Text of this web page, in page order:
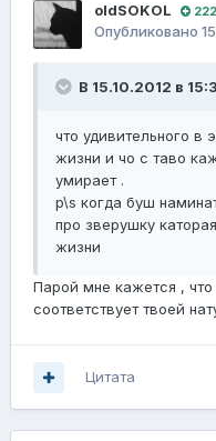
oldSOKОL 222
Опубликовано
В 15.10.2012 в
что удивительного в
жизни и чо с таво
умирает .
p\s когда буш
про зверушку
жизни
Парой мне кажется ,
соответствует твоей
Цитата